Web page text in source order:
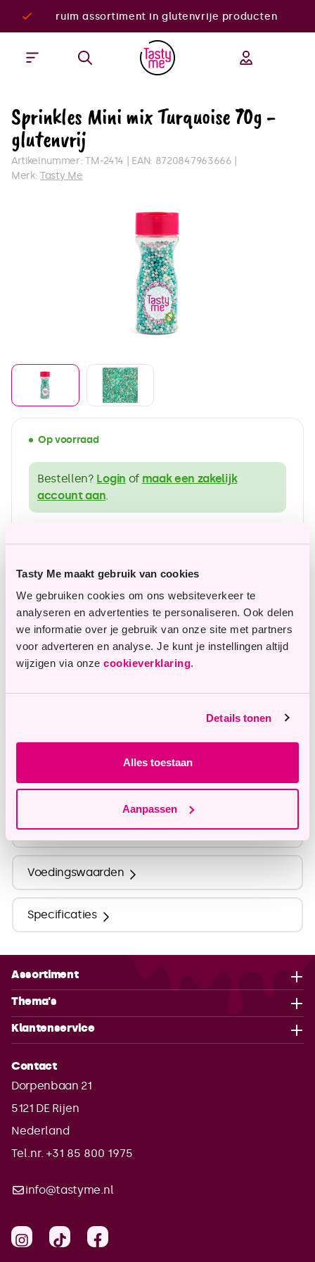
Tasty Me maakt gebruik van cookies
We gebruiken cookies om ons websiteverkeer te
analyseren en advertenties te personaliseren. Ook delen
we informatie over je gebruik van onze site met partners
voor adverteren en analyse. Je kunt je instellingen altijd
wijzigen via onze cookieverklaring.
Details tonen
Alles toestaan
Aanpassen
ruim assortiment in glutenvrije producten
Sprinkles Mini mix Turquoise 70g -
glutenvrij
Artikelnummer:TM-2414 EAN: 8720847963666
Merk:Tasty Me
Op voorraad
Bestellen? Login of maak een zakelijk
account aan
ruim assortiment in glutenvrije producten
Vragen of opmerkingen?
Onze klantenservice staat je graag te woord en
Omschrijving
Ingrediënten
Voedingswaarden
Specificaties
Assortiment
Thema's
Klantenservice
Contact
Dorpenbaan 21
5121 DE Rijen
Nederland
Tel.nr. +31 85 800 1975
info@tastyme.nl